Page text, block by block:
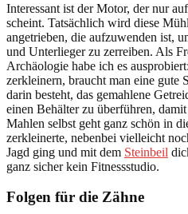
Interessant ist der Motor, der nur
scheint. Tatsächlich wird diese
angetrieben, die aufzuwenden ist,
und Unterlieger zu zerreiben. Als
Archäologie habe ich es
zerkleinern, braucht man eine gute
darin besteht, das gemahlene
einen Behälter zu überführen,
Mahlen selbst geht ganz schön in
zerkleinerte, nebenbei vielleicht
Jagd ging und mit dem Steinbeil
ganz sicher kein Fitnessstudio.
Folgen für die Zähne